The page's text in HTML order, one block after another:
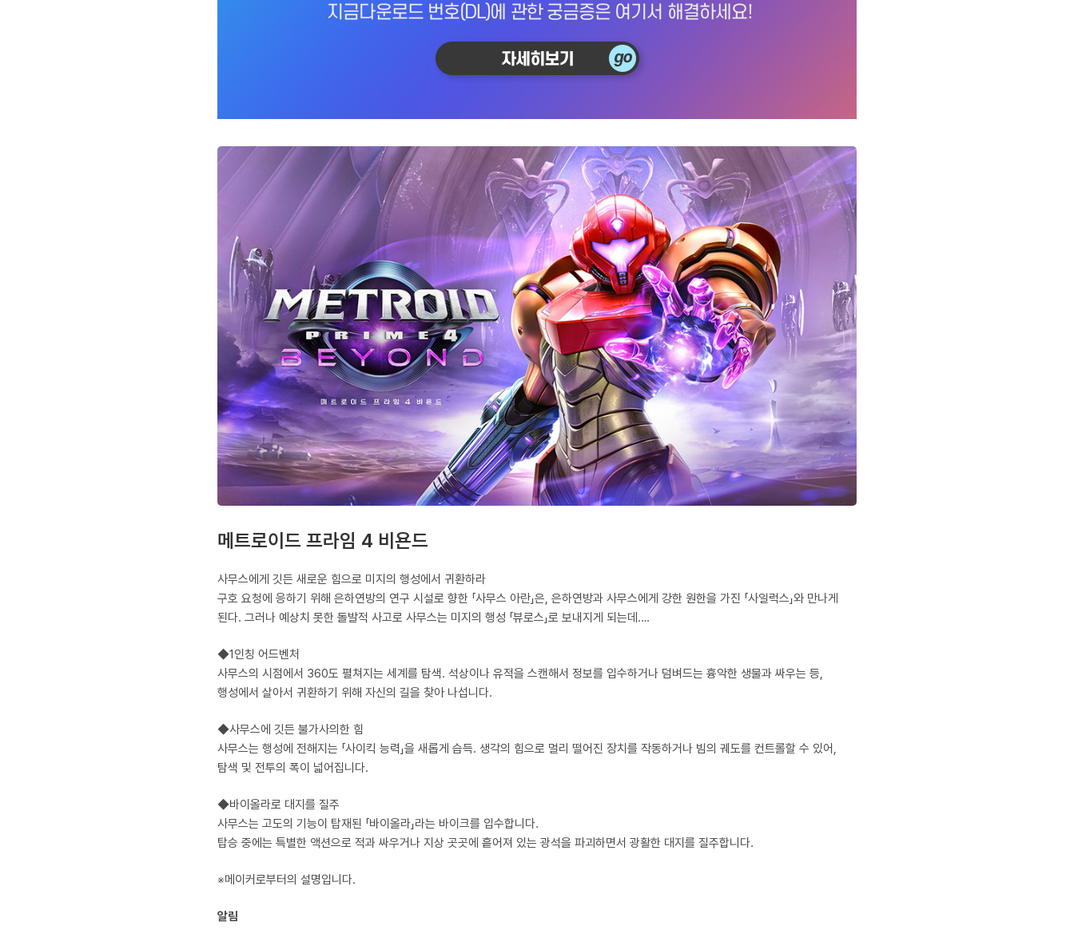
메트로이드 프라임 4 비욘드
사무스에게 깃든 새로운 힘으로 미지의 행성에서 귀환하라
구호 요청에 응하기 위해 은하연방의 연구 시설로 향한 「사무스 아란」은, 은하연방과 사무스에게 강한 원한을 가진 「사일럭스」와 만나게
된다. 그러나 예상치 못한 돌발적 사고로 사무스는 미지의 행성 「뷰로스」로 보내지게 되는데….
◆1인칭 어드벤처
사무스의 시점에서 360도 펼쳐지는 세계를 탐색. 석상이나 유적을 스캔해서 정보를 입수하거나 덤벼드는 흉악한 생물과 싸우는 등,
행성에서 살아서 귀환하기 위해 자신의 길을 찾아 나섭니다.
◆사무스에 깃든 불가사의한 힘
사무스는 행성에 전해지는 「사이킥 능력」을 새롭게 습득. 생각의 힘으로 멀리 떨어진 장치를 작동하거나 빔의 궤도를 컨트롤할 수 있어,
탐색 및 전투의 폭이 넓어집니다.
◆바이올라로 대지를 질주
사무스는 고도의 기능이 탑재된 「바이올라」라는 바이크를 입수합니다.
탑승 중에는 특별한 액션으로 적과 싸우거나 지상 곳곳에 흩어져 있는 광석을 파괴하면서 광활한 대지를 질주합니다.
※메이커로부터의 설명입니다.
알림